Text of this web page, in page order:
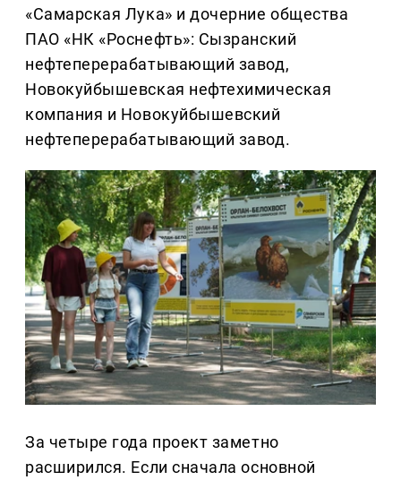
«Самарская Лука» и дочерние общества
ПАО «НК «Роснефть»: Сызранский
нефтеперерабатывающий завод,
Новокуйбышевская нефтехимическая
компания и Новокуйбышевский
нефтеперерабатывающий завод.
За четыре года проект заметно
расширился. Если сначала основной